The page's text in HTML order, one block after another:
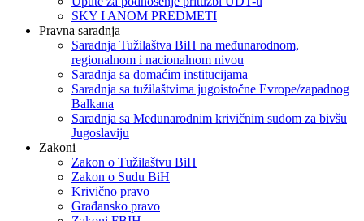
SKY I ANOM PREDMETI
Pravna saradnja
Saradnja Tužilaštva BiH na međunarodnom,
regionalnom i nacionalnom nivou
Saradnja sa domaćim institucijama
Saradnja sa tužilaštvima jugoistočne Evrope/zapadnog
Balkana
Saradnja sa Međunarodnim krivičnim sudom za bivšu
Jugoslaviju
Zakoni
Zakon o Тužilaštvu BiH
Zakon o Sudu BiH
Krivično pravo
Građansko pravo